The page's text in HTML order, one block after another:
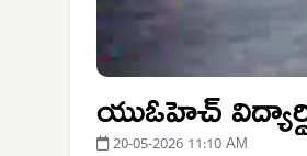
యుఓహెచ్
20-05-2026 11:10 AM